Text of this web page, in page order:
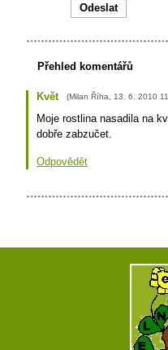
Přehled komentářů
Květ (Milan Říha 13. 6. 2010
Moje rostlina nasadila na
dobře zabzučet.
Odpovědět